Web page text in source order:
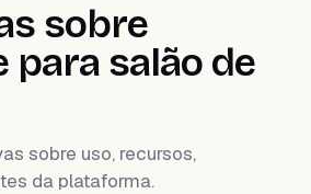
sobre
para salão de
sobre uso, recursos,
da plataforma.